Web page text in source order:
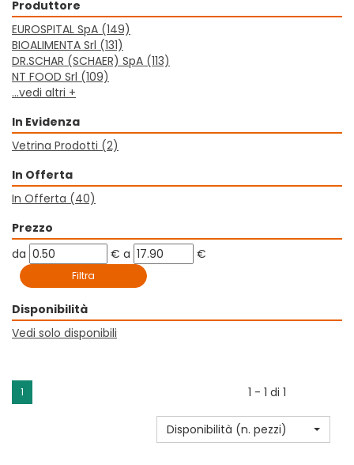
Produttore
EUROSPITAL SpA (149)
BIOALIMENTA Srl (131)
DR.SCHAR (SCHAER) SpA (113)
NT FOOD Srl (109)
...vedi altri +
In Evidenza
Vetrina Prodotti (2)
In Offerta
In Offerta (40)
Prezzo
filtra
da
da € filtra
a
a €
Disponibilità
Vedi solo disponibili
1 1 - 1 di 1
Disponibilità (n. pezzi)